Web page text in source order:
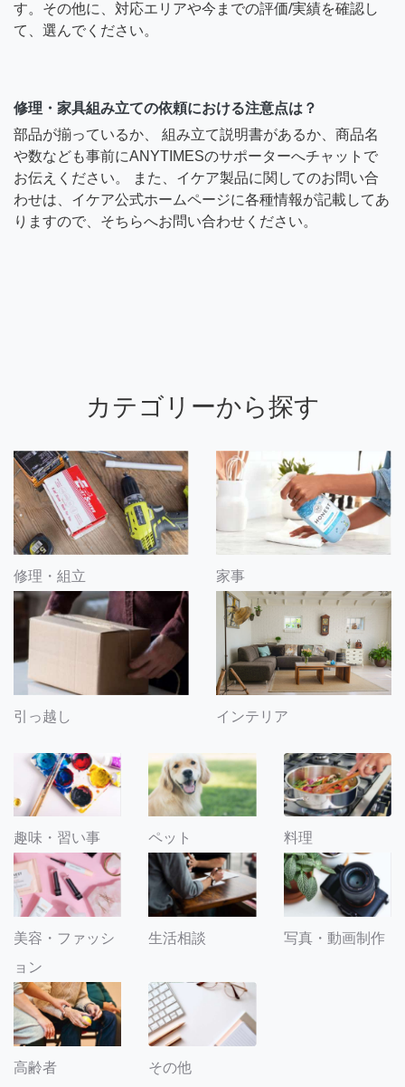
す。その他に、対応エリアや今までの評価/実績を確認し
て、選んでください。
修理・家具組み立ての依頼における注意点は？
部品が揃っているか、 組み立て説明書があるか、商品名
や数なども事前にANYTIMESのサポーターへチャットで
お伝えください。 また、イケア製品に関してのお問い合
わせは、イケア公式ホームページに各種情報が記載してあ
りますので、そちらへお問い合わせください。
カテゴリーから探す
修理・組立 家事
引っ越し インテリア
趣味・習い事 ペット 料理
美容・ファッシ
ョン
生活相談 写真・動画制作
高齢者 その他